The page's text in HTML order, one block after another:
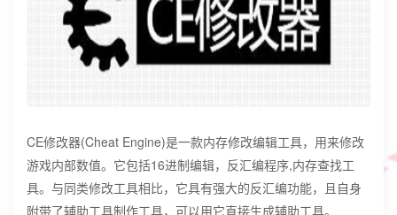
CE修改器(Cheat Engine)是一款内存修改编辑工具，用来修改
游戏内部数值。它包括16进制编辑，反汇编程序,内存查找工
具。与同类修改工具相比，它具有强大的反汇编功能，且自身
附带了辅助工具制作工具，可以用它直接生成辅助工具。